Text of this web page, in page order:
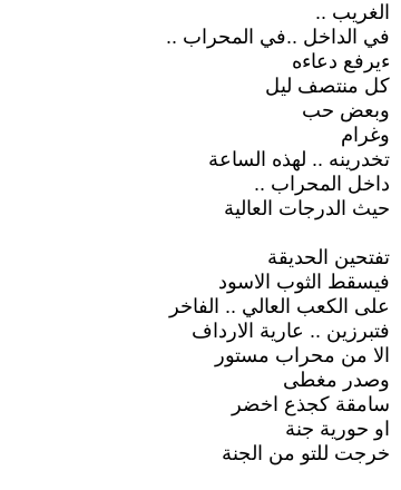
الغريب ..
في الداخل ..في المحراب ..
ءيرفع دعاءه
كل منتصف ليل
وبعض حب
وغرام
تخدرينه .. لهذه الساعة
داخل المحراب ..
حيث الدرجات العالية
تفتحين الحديقة
فيسقط الثوب الاسود
على الكعب العالي .. الفاخر
فتبرزين .. عارية الارداف
الا من محراب مستور
وصدر مغطى
سامقة كجذع اخضر
او حورية جنة
خرجت للتو من الجنة